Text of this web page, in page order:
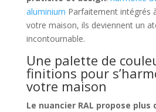
aluminium Parfaitement intégrés
votre maison, ils deviennent un
incontournable.
Une palette de
finitions pour
votre maison
Le nuancier RAL propose plus